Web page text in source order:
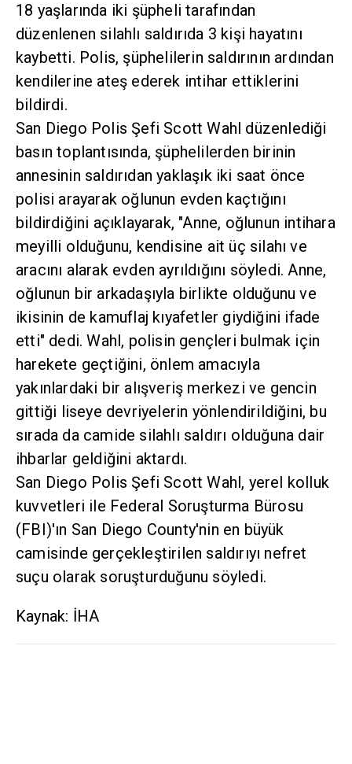
18 yaşlarında iki şüpheli tarafından
düzenlenen silahlı saldırıda 3 kişi hayatını
kaybetti. Polis, şüphelilerin saldırının ardından
kendilerine ateş ederek intihar ettiklerini
bildirdi.
San Diego Polis Şefi Scott Wahl düzenlediği
basın toplantısında, şüphelilerden birinin
annesinin saldırıdan yaklaşık iki saat önce
polisi arayarak oğlunun evden kaçtığını
bildirdiğini açıklayarak, "Anne, oğlunun intihara
meyilli olduğunu, kendisine ait üç silahı ve
aracını alarak evden ayrıldığını söyledi. Anne,
oğlunun bir arkadaşıyla birlikte olduğunu ve
ikisinin de kamuflaj kıyafetler giydiğini ifade
etti" dedi. Wahl, polisin gençleri bulmak için
harekete geçtiğini, önlem amacıyla
yakınlardaki bir alışveriş merkezi ve gencin
gittiği liseye devriyelerin yönlendirildiğini, bu
sırada da camide silahlı saldırı olduğuna dair
ihbarlar geldiğini aktardı.
San Diego Polis Şefi Scott Wahl, yerel kolluk
kuvvetleri ile Federal Soruşturma Bürosu
(FBI)'ın San Diego County'nin en büyük
camisinde gerçekleştirilen saldırıyı nefret
suçu olarak soruşturduğunu söyledi.
Kaynak: İHA